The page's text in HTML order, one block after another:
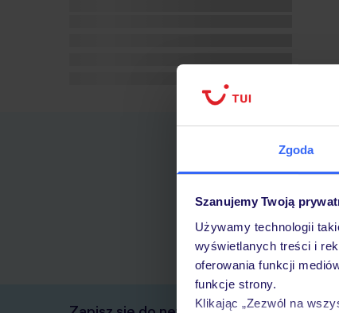
Zgoda
Szanujemy Twoją
Używamy technologii
wyświetlanych treści i
oferowania funkcji
funkcje strony.
Klikając „Zezwól na